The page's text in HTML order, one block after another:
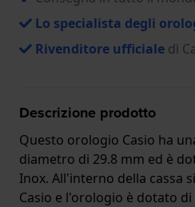
Lo specialista degli
Rivenditore ufficiale di
Descrizione prodotto
Questo orologio Casio ha
diametro di 29.8 mm ed è
Inox. All'interno della cassa
Casio e l'orologio è dotato